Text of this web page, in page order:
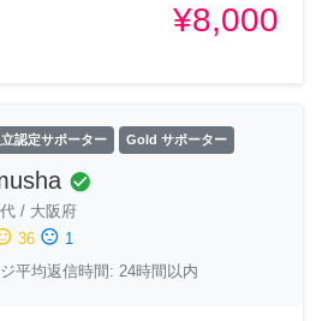
¥8,000
認定サポーター Gold サポーター
check_circle
/ 大阪府
36 sentiment_dissatisfied 1
平均返信時間: 24時間以内